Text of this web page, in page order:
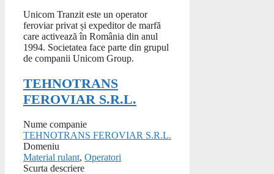
Unicom Tranzit este un operator
feroviar privat și expeditor de marfă
care activează în România din anul
1994. Societatea face parte din grupul
de companii Unicom Group.
TEHNOTRANS
FEROVIAR S.R.L.
Nume companie
TEHNOTRANS FEROVIAR S.R.L.
Domeniu
Material rulant, Operatori
Scurta descriere